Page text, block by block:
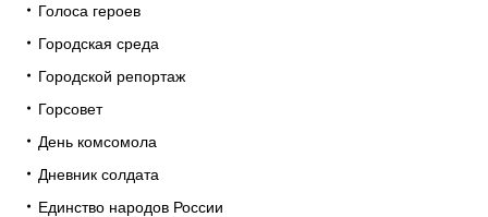
Голоса героев
Городская среда
Городской репортаж
Горсовет
День комсомола
Дневник солдата
Единство народов России